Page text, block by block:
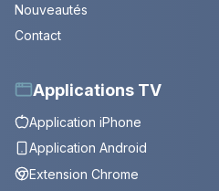
Nouveautés
Contact
Applications TV
Application iPhone
Application Android
Extension Chrome